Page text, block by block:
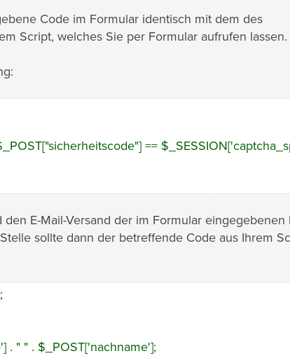
Code im Formular identisch mit dem des
Script, welches Sie per Formular aufrufen lassen.
==
E-Mail-Versand der im Formular eingegebenen
sollte dann der betreffende Code aus Ihrem
. " " . $_POST['nachname'];